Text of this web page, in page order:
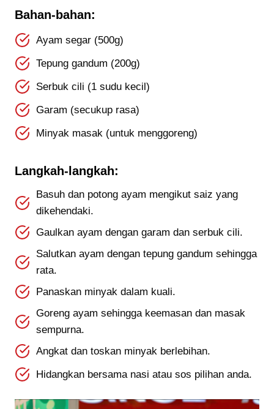
Bahan-bahan:
Ayam segar (500g)
Tepung gandum (200g)
Serbuk cili (1 sudu kecil)
Garam (secukup rasa)
Minyak masak (untuk menggoreng)
Langkah-langkah:
Basuh dan potong ayam mengikut saiz yang
dikehendaki.
Gaulkan ayam dengan garam dan serbuk cili.
Salutkan ayam dengan tepung gandum sehingga
rata.
Panaskan minyak dalam kuali.
Goreng ayam sehingga keemasan dan masak
sempurna.
Angkat dan toskan minyak berlebihan.
Hidangkan bersama nasi atau sos pilihan anda.